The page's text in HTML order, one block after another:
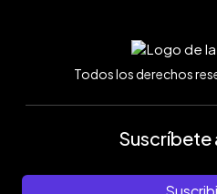
Todos los derechos
Suscríbete